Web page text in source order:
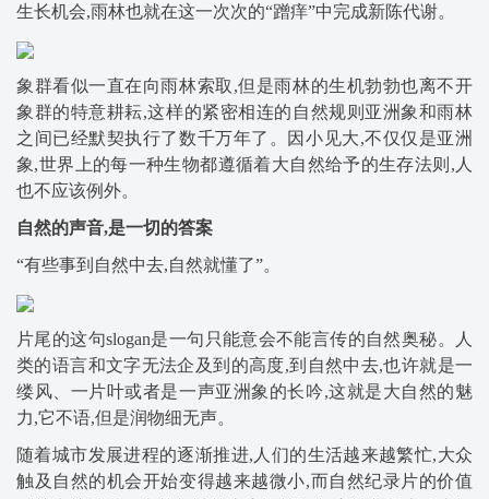
生长机会,雨林也就在这一次次的“蹭痒”中完成新陈代谢。
象群看似一直在向雨林索取,但是雨林的生机勃勃也离不开
象群的特意耕耘,这样的紧密相连的自然规则亚洲象和雨林
之间已经默契执行了数千万年了。因小见大,不仅仅是亚洲
象,世界上的每一种生物都遵循着大自然给予的生存法则,人
也不应该例外。
自然的声音,是一切的答案
“有些事到自然中去,自然就懂了”。
片尾的这句slogan是一句只能意会不能言传的自然奥秘。人
类的语言和文字无法企及到的高度,到自然中去,也许就是一
缕风、一片叶或者是一声亚洲象的长吟,这就是大自然的魅
力,它不语,但是润物细无声。
随着城市发展进程的逐渐推进,人们的生活越来越繁忙,大众
触及自然的机会开始变得越来越微小,而自然纪录片的价值